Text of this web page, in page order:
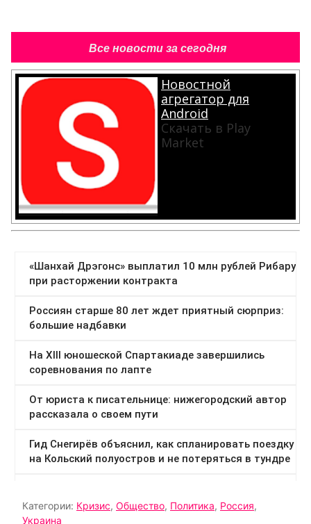
Все новости за сегодня
Новостной
агрегатор для
Android
Скачать в Play
Market
Категории: Кризис, Общество, Политика, Россия,
Украина